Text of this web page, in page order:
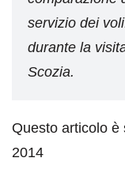
servizio dei
durante la
Scozia.
Questo articolo è
2014